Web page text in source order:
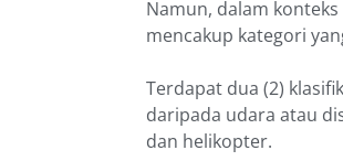
Namun, dalam
mencakup kategori
Terdapat dua (2)
daripada udara atau
dan helikopter.